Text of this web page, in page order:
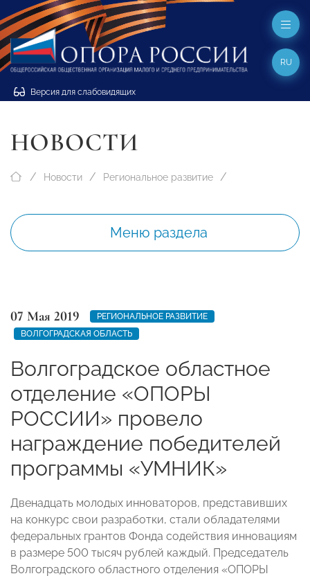
Версия для слабовидящих
RU
НОВОСТИ
Новости Региональное развитие
Меню раздела
07 Мая 2019
РЕГИОНАЛЬНОЕ РАЗВИТИЕ
ВОЛГОГРАДСКАЯ ОБЛАСТЬ
Волгоградское областное
отделение «ОПОРЫ
РОССИИ» провело
награждение победителей
программы «УМНИК»
Двенадцать молодых инноваторов, представивших
на конкурс свои разработки, стали обладателями
федеральных грантов Фонда содействия инновациям
в размере 500 тысяч рублей каждый. Председатель
Волгоградского областного отделения «ОПОРЫ